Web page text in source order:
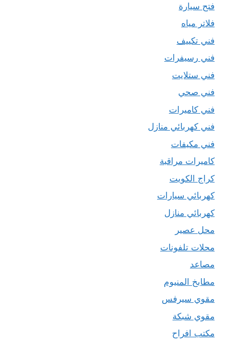
فتح سيارة
فلاتر مياه
فني تكييف
فني رسيفرات
فني ستلايت
فني صحي
فني كاميرات
فني كهربائي منازل
فني مكيفات
كاميرات مراقبة
كراج الكويت
كهربائي سيارات
كهربائي منازل
محل عصير
محلات تلفونات
مصاعد
مطابخ المنيوم
مقوي سيرفس
مقوي شبكة
مكتب افراح